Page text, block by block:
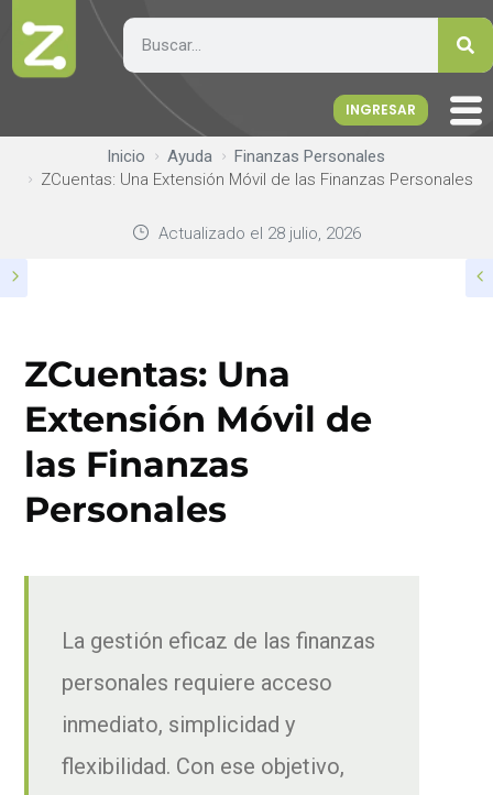
INGRESAR
Inicio Ayuda
Finanzas Personales
ZCuentas: Una Extensión Móvil de las Finanzas Personales
Actualizado el 28 julio, 2026
ZCuentas: Una
Extensión Móvil de
las Finanzas
Personales
La gestión eficaz de las finanzas
personales requiere acceso
inmediato, simplicidad y
flexibilidad. Con ese objetivo,